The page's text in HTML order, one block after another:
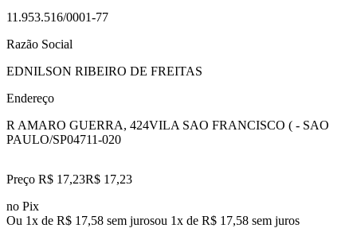
11.953.516/0001-77
Razão Social
EDNILSON RIBEIRO DE FREITAS
Endereço
R AMARO GUERRA, 424VILA SAO FRANCISCO ( - SAO
PAULO/SP04711-020
Preço R$ 17,23R$ 17,23
no Pix
Ou 1x de R$ 17,58 sem jurosou 1x de R$ 17,58 sem juros